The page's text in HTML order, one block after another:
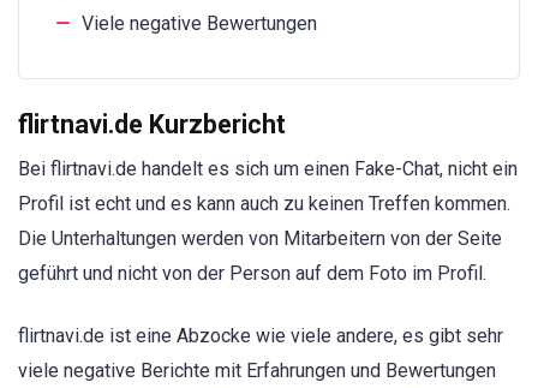
Viele negative Bewertungen
flirtnavi.de Kurzbericht
Bei flirtnavi.de handelt es sich um einen Fake-Chat, nicht ein
Profil ist echt und es kann auch zu keinen Treffen kommen.
Die Unterhaltungen werden von Mitarbeitern von der Seite
geführt und nicht von der Person auf dem Foto im Profil.
flirtnavi.de ist eine Abzocke wie viele andere, es gibt sehr
viele negative Berichte mit Erfahrungen und Bewertungen